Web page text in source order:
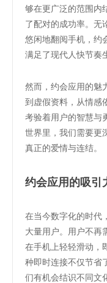
够在更广泛的范围内
了配对的成功率。无
悠闲地翻阅手机，约
满足了现代人快节奏
然而，约会应用的魅
到虚假资料，从情感
考验着用户的智慧与
世界里，我们需要更
真正的爱情与连结。
约会应用的吸引
在当今数字化的时代
大量用户。用户不再
在手机上轻轻滑动，
种即时连接不仅节省
们有机会结识不同文